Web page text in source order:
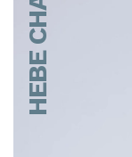
HEBE CHAN